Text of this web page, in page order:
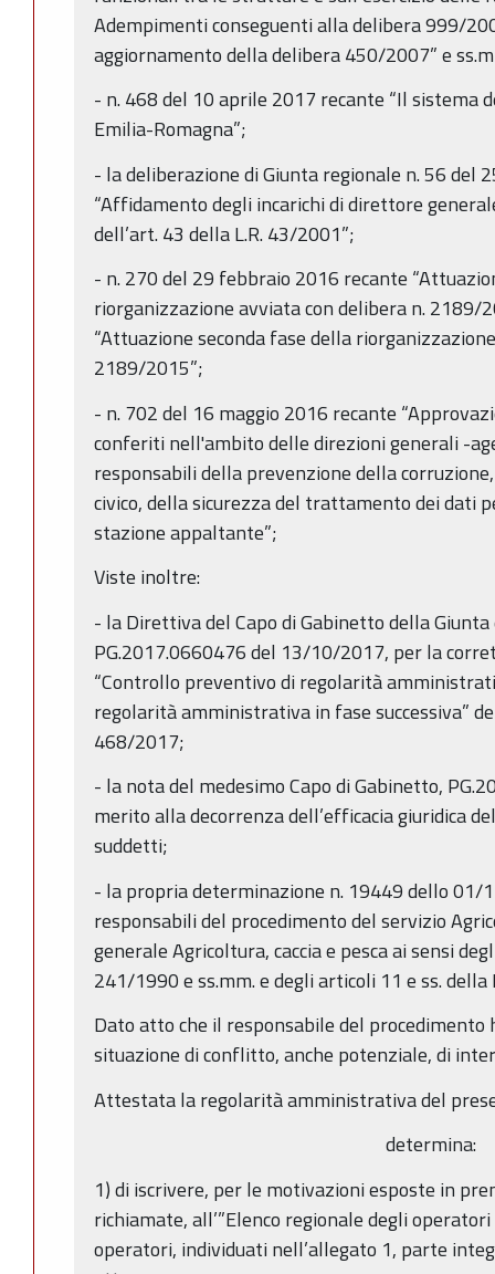
Adempimenti conseguenti alla delibera 999/
aggiornamento della delibera 450/2007” e
- n. 468 del 10 aprile 2017 recante “Il sistema
Emilia-Romagna”;
- la deliberazione di Giunta regionale n. 56 del
“Affidamento degli incarichi di direttore
dell’art. 43 della L.R. 43/2001”;
- n. 270 del 29 febbraio 2016 recante
riorganizzazione avviata con delibera n. 2189/
“Attuazione seconda fase della
2189/2015”;
- n. 702 del 16 maggio 2016 recante
conferiti nell'ambito delle direzioni generali -
responsabili della prevenzione della
civico, della sicurezza del trattamento dei dati
stazione appaltante”;
Viste inoltre:
- la Direttiva del Capo di Gabinetto della
PG.2017.0660476 del 13/10/2017, per la
“Controllo preventivo di regolarità
regolarità amministrativa in fase successiva”
468/2017;
- la nota del medesimo Capo di Gabinetto,
merito alla decorrenza dell’efficacia giuridica
suddetti;
- la propria determinazione n. 19449 dello 01/
responsabili del procedimento del servizio
generale Agricoltura, caccia e pesca ai sensi
241/1990 e ss.mm. e degli articoli 11 e ss.
Dato atto che il responsabile del
situazione di conflitto, anche potenziale, di
Attestata la regolarità amministrativa del
determina:
1) di iscrivere, per le motivazioni esposte in
richiamate, all’”Elenco regionale degli
operatori, individuati nell’allegato 1, parte